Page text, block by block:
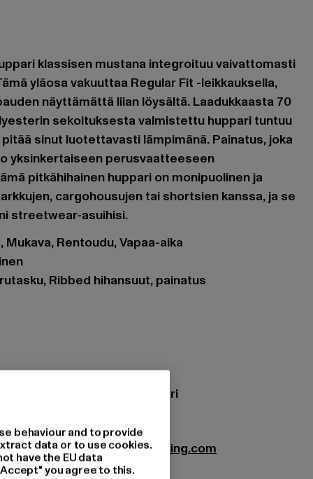
klassisen mustana integroituu vaivattomasti
yläosa vakuuttaa Regular Fit -leikkauksella,
näyttämättä liian löysältä. Laadukkaasta 70
sekoituksesta valmistettu huppari tuntuu
sinut luotettavasti lämpimänä. Painatus, joka
yksinkertaiseen perusvaatteeseen
pitkähihainen huppari on monipuolinen ja
cargohousujen tai shortsien kanssa, ja se
streetwear-asuihisi.
Rentoudu, Vapaa-aika
Ribbed hihansuut, painatus
70% Puuvilla, 30% Polyesteri
056-00007
GmbH | Info@favelaclothing.com
| 40880 Rattingen | DE
behaviour and to provide
data or to use cookies.
have the EU data
you agree to this.